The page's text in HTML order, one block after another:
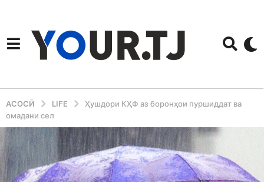
АСОСӢ LIFE
Ҳушдори КҲФ аз боронҳои пуршиддат ва
омадани сел